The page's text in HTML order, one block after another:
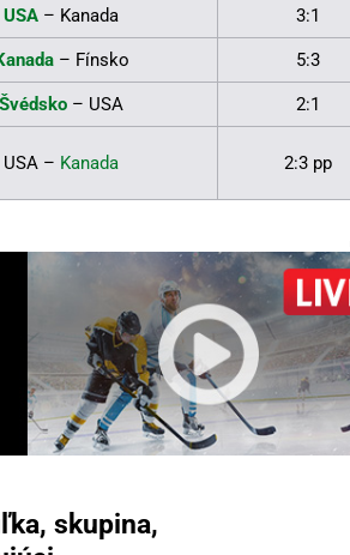
USA – Kanada 3:1
– Fínsko 5:3
Švédsko – USA 2:1
USA – Kanada 2:3 pp
skupina,